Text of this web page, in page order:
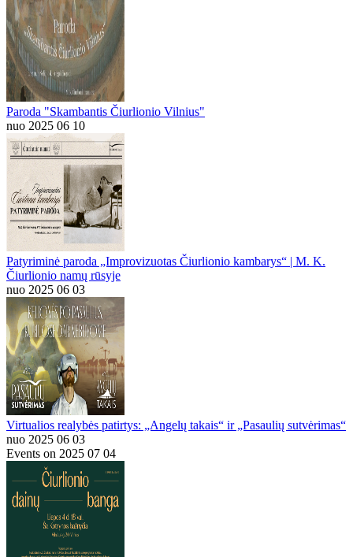
Paroda "Skambantis Čiurlionio Vilnius"
nuo 2025 06 10
Patyriminė paroda „Improvizuotas Čiurlionio kambarys“ | M. K.
Čiurlionio namų rūsyje
nuo 2025 06 03
Virtualios realybės patirtys: „Angelų takais“ ir „Pasaulių sutvėrimas“
nuo 2025 06 03
Events on 2025 07 04